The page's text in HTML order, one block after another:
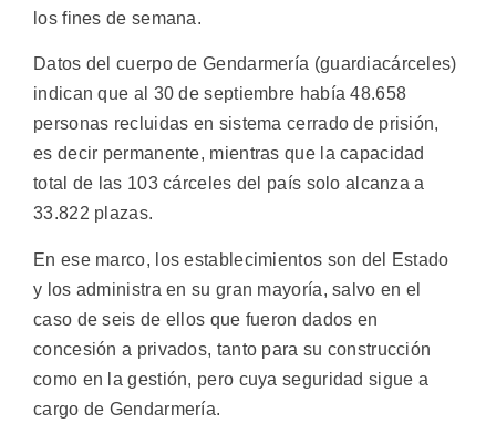
los fines de semana.
Datos del cuerpo de Gendarmería (guardiacárceles)
indican que al 30 de septiembre había 48.658
personas recluidas en sistema cerrado de prisión,
es decir permanente, mientras que la capacidad
total de las 103 cárceles del país solo alcanza a
33.822 plazas.
En ese marco, los establecimientos son del Estado
y los administra en su gran mayoría, salvo en el
caso de seis de ellos que fueron dados en
concesión a privados, tanto para su construcción
como en la gestión, pero cuya seguridad sigue a
cargo de Gendarmería.